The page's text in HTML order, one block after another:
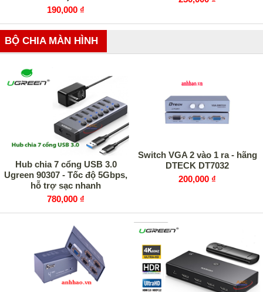
190,000 ₫
BỘ CHIA MÀN HÌNH
Hub chia 7 cổng USB 3.0
Ugreen 90307 - Tốc độ 5Gbps,
hỗ trợ sạc nhanh
780,000 ₫
Switch VGA 2 vào 1 ra - hãng
DTECK DT7032
200,000 ₫